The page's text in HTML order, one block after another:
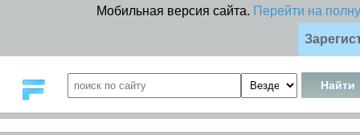
Мобильная версия сайта. Перейти на